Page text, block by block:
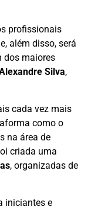
profissionais
além disso, será
dos maiores
Silva,
cada vez mais
como o
na área de
criada uma
, organizadas de
iniciantes e